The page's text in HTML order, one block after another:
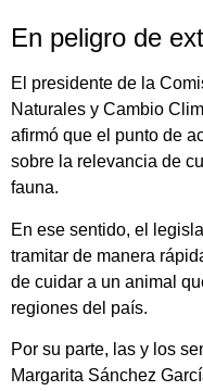
En peligro de
El presidente de la
Naturales y Cambio
afirmó que el punto de
sobre la relevancia de
fauna.
En ese sentido, el
tramitar de manera
de cuidar a un animal
regiones del país.
Por su parte, las y los
Margarita Sánchez